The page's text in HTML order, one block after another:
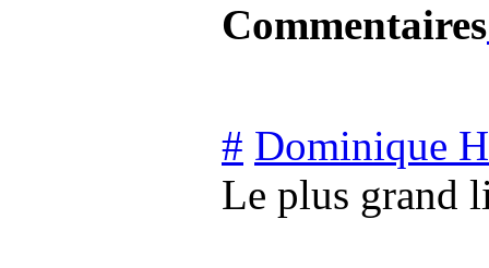
Commentaires
# Dominique
Le plus grand